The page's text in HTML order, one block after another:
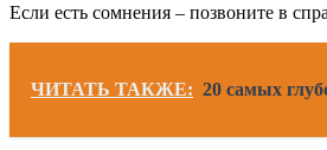
Если есть сомнения – позвоните в
ЧИТАТЬ ТАКЖЕ: 20 самых